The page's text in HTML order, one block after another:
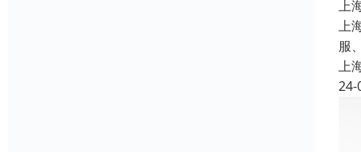
上
上
服
上
24-